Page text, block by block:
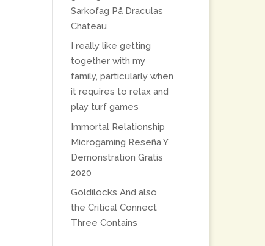
Sarkofag På Draculas
Chateau
I really like getting
together with my
family, particularly when
it requires to relax and
play turf games
Immortal Relationship
Microgaming Reseña Y
Demonstration Gratis
2020
Goldilocks And also
the Critical Connect
Three Contains